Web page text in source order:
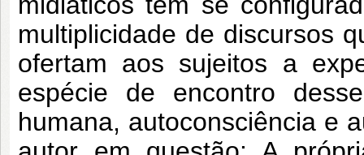
multiplicidade de discursos
ofertam aos sujeitos a
espécie de encontro
humana, autoconsciência e